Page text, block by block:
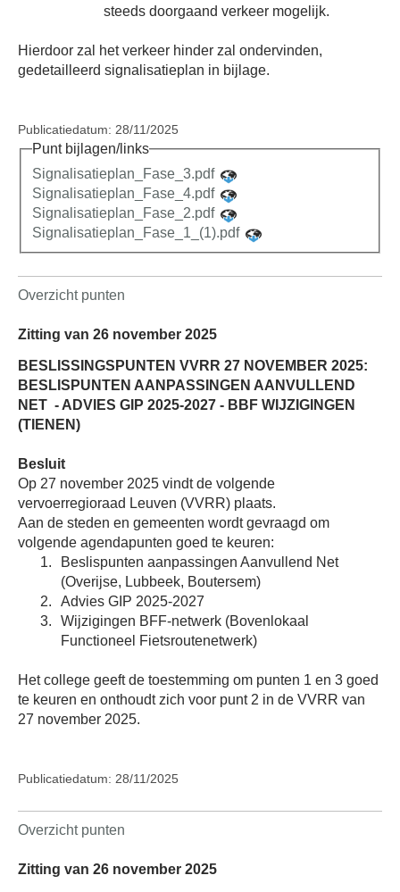
steeds doorgaand verkeer mogelijk.
Hierdoor zal het verkeer hinder zal ondervinden,
gedetailleerd signalisatieplan in bijlage.
Publicatiedatum: 28/11/2025
Punt bijlagen/links
Signalisatieplan_Fase_3.pdf
Signalisatieplan_Fase_4.pdf
Signalisatieplan_Fase_2.pdf
Signalisatieplan_Fase_1_(1).pdf
Overzicht punten
Zitting van 26 november 2025
BESLISSINGSPUNTEN VVRR 27 NOVEMBER 2025:
BESLISPUNTEN AANPASSINGEN AANVULLEND
NET - ADVIES GIP 2025-2027 - BBF WIJZIGINGEN
(TIENEN)
Besluit
Op 27 november 2025 vindt de volgende
vervoerregioraad Leuven (VVRR) plaats.
Aan de steden en gemeenten wordt gevraagd om
volgende agendapunten goed te keuren:
Beslispunten aanpassingen Aanvullend Net
(Overijse, Lubbeek, Boutersem)
Advies GIP 2025-2027
Wijzigingen BFF-netwerk (Bovenlokaal
Functioneel Fietsroutenetwerk)
Het college geeft de toestemming om punten 1 en 3 goed
te keuren en onthoudt zich voor punt 2 in de VVRR van
27 november 2025.
Publicatiedatum: 28/11/2025
Overzicht punten
Zitting van 26 november 2025